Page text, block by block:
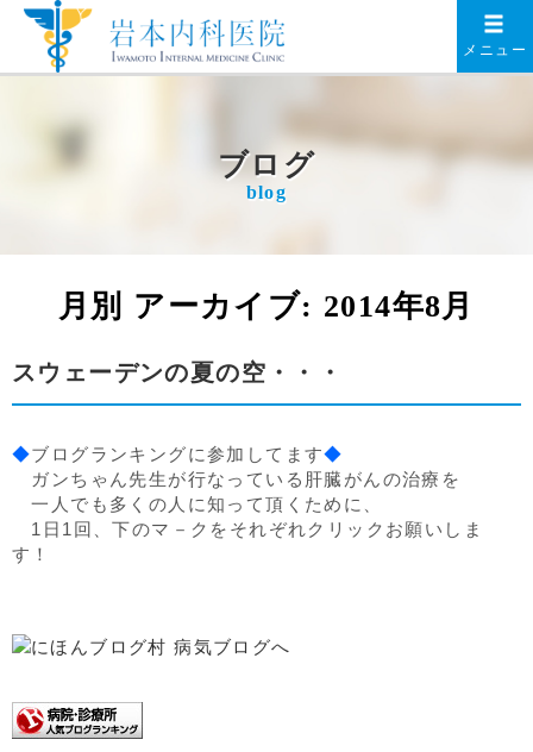
メニュー
ブログ
blog
月別 アーカイブ: 2014年8月
スウェーデンの夏の空・・・
◆ブログランキングに参加してます◆
ガンちゃん先生が行なっている肝臓がんの治療を
一人でも多くの人に知って頂くために、
1日1回、下のマ－クをそれぞれクリックお願いしま
す！